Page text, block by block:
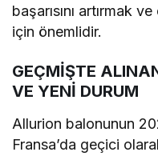
başarısını artırmak
için önemlidir.
GEÇMİŞTE
VE YENİ DURUM
Allurion balonunun
Fransa’da geçici